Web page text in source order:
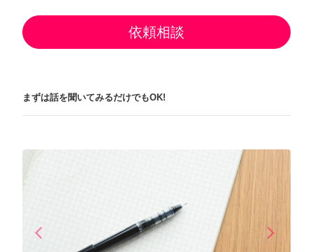
依頼相談
まずは話を聞いてみるだけでもOK!
arrow_back_iosPrevious arrow_forward_iosNext